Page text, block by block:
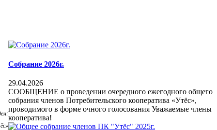
Собрание 2026г.
29.04.2026
СООБЩЕНИЕ о проведении очередного ежегодного общего
собрания членов Потребительского кооператива «Утёс»,
проводимого в форме очного голосования Уважаемые члены
кооператива!